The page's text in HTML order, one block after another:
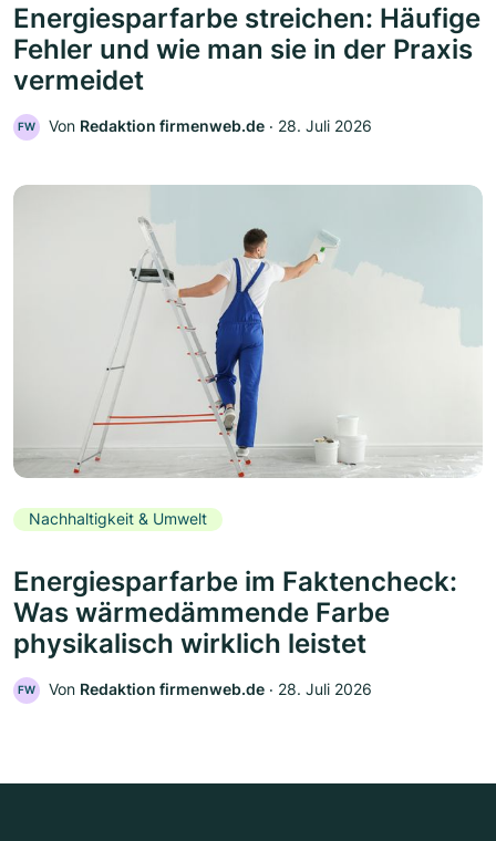
Energiesparfarbe streichen: Häufige
Fehler und wie man sie in der Praxis
vermeidet
FW Von Redaktion firmenweb.de ‧ 28. Juli 2026
Nachhaltigkeit & Umwelt
Energiesparfarbe im Faktencheck:
Was wärmedämmende Farbe
physikalisch wirklich leistet
FW Von Redaktion firmenweb.de ‧ 28. Juli 2026